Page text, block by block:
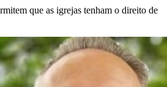
que as igrejas tenham o direito de